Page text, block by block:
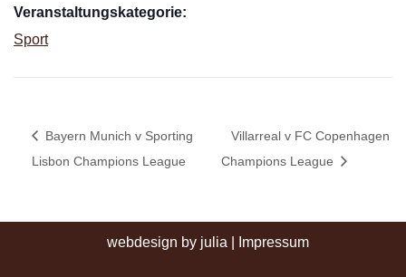
Veranstaltungskategorie:
Sport
Bayern Munich v Sporting
Lisbon Champions League
Villarreal v FC Copenhagen
Champions League
webdesign by julia Impressum